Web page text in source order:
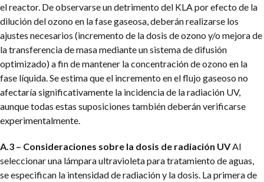
el reactor. De observarse un detrimento del KLA por efecto de la
dilución del ozono en la fase gaseosa, deberán realizarse los
ajustes necesarios (incremento de la dosis de ozono y/o mejora de
la transferencia de masa mediante un sistema de difusión
optimizado) a fin de mantener la concentración de ozono en la
fase líquida. Se estima que el incremento en el flujo gaseoso no
afectaría significativamente la incidencia de la radiación UV,
aunque todas estas suposiciones también deberán verificarse
experimentalmente.
A.3 – Consideraciones sobre la dosis de radiación UVAl
seleccionar una lámpara ultravioleta para tratamiento de aguas,
se especifican la intensidad de radiación y la dosis. La primera de